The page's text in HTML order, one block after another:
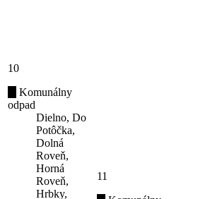
10
Komunálny
odpad
Dielno, Do
Potôčka,
Dolná
Roveň,
Horná
Roveň,
Hrbky,
11